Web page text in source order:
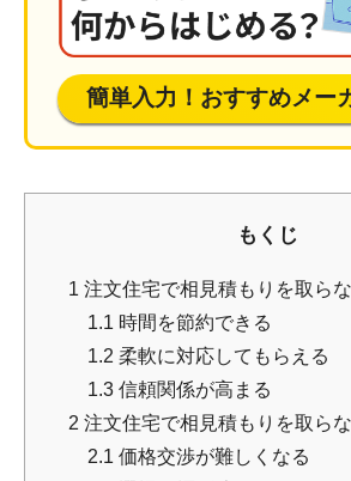
簡単入力！おすすめメー
もくじ
1 注文住宅で相見積もりを取ら
1.1 時間を節約できる
1.2 柔軟に対応してもらえる
1.3 信頼関係が高まる
2 注文住宅で相見積もりを取ら
2.1 価格交渉が難しくなる